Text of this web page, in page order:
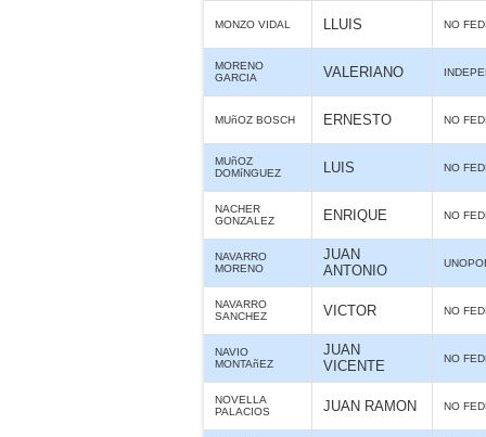
MONZO VIDAL LLUIS NO
MORENO
GARCIA
VALERIANO
MUñOZ BOSCH ERNESTO NO
MUñOZ
DOMíNGUEZ
LUIS NO
NACHER
GONZALEZ
ENRIQUE NO
NAVARRO
MORENO
JUAN
ANTONIO
NAVARRO
SANCHEZ
VICTOR NO
NAVIO
MONTAñEZ
JUAN
VICENTE
NO
NOVELLA
PALACIOS
JUAN RAMON NO